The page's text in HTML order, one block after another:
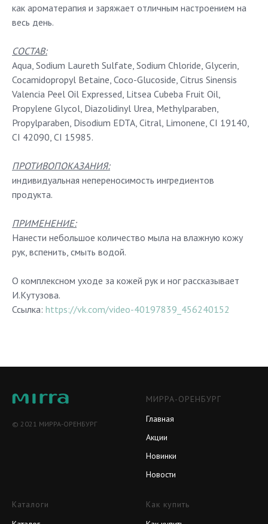
как ароматерапия и заряжает отличным настроением на
весь день.
СОСТАВ:
Aqua, Sodium Laureth Sulfate, Sodium Chloride, Glycerin,
Cocamidopropyl Betaine, Coco-Glucoside, Citrus Sinensis
Valencia Peel Oil Expressed, Litsea Cubeba Fruit Oil,
Propylene Glycol, Diazolidinyl Urea, Methylparaben,
Propylparaben, Disodium EDTA, Citral, Limonene, CI 19140,
CI 42090, CI 15985.
ПРОТИВОПОКАЗАНИЯ:
индивидуальная непереносимость ингредиентов
продукта.
ПРИМЕНЕНИЕ:
Нанести небольшое количество мыла на влажную кожу
рук, вспенить, смыть водой.
О комплексном уходе за кожей рук и ног рассказывает
И.Кутузова.
Ссылка: https://vk.com/video-40197839_456240152
© 2021 МИРРА-ОРЕНБУРГ
МИРРА-ОРЕНБУРГ
Главная
Акции
Новинки
Новости
Каталоги
Как купить